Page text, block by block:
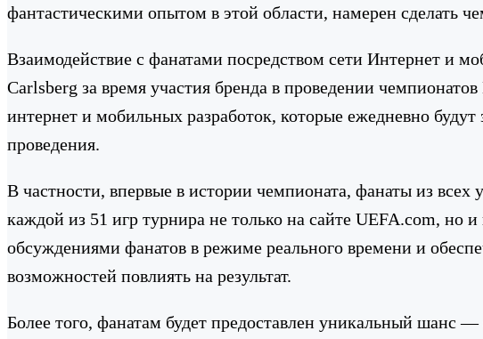
фантастическими опытом в этой области, намерен
Взаимодействие с фанатами посредством сети Интернет и
Carlsberg за время участия бренда в проведении
интернет и мобильных разработок, которые ежедневно
проведения.
В частности, впервые в истории чемпионата, фанаты из всех
каждой из 51 игр турнира не только на сайте UEFA.com, но
обсуждениями фанатов в режиме реального времени и
возможностей повлиять на результат.
Более того, фанатам будет предоставлен уникальный шанс